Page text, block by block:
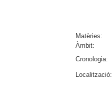
Matèries:
Àmbit:
Cronologia:
Localització: